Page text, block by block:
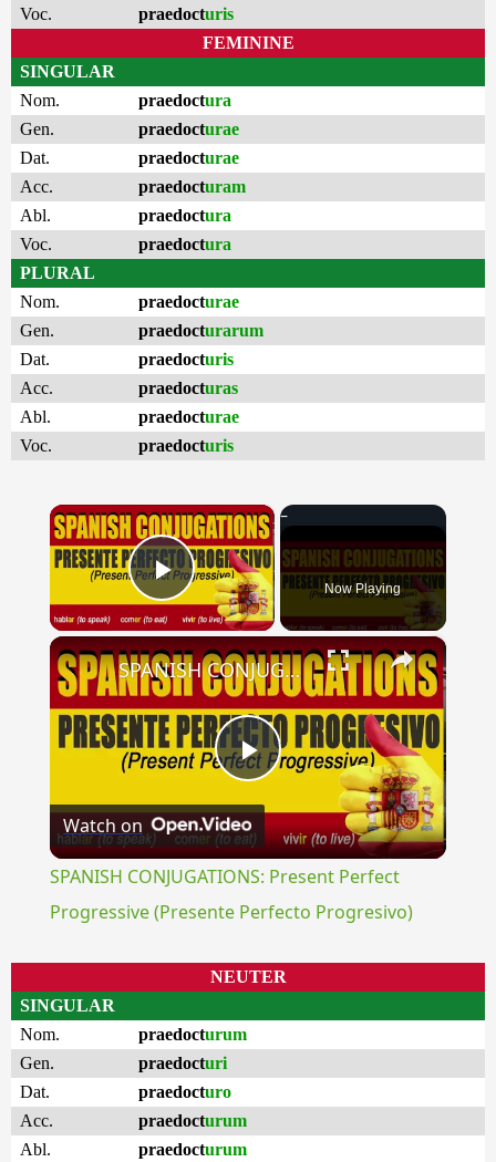
Voc.
praedocturis
FEMININE
SINGULAR
Nom.
praedoctura
Gen.
praedocturae
Dat.
praedocturae
Acc.
praedocturam
Abl.
praedoctura
Voc.
praedoctura
PLURAL
Nom.
praedocturae
Gen.
praedocturarum
Dat.
praedocturis
Acc.
praedocturas
Abl.
praedocturae
Voc.
praedocturis
×
Play Video Now Playing
×
Play
Video
SPANISH CONJUGATIONS: Present Perfect Progressive (Presente Perfecto Progresivo)
Watch on
SPANISH CONJUGATIONS: Present Perfect
Progressive (Presente Perfecto Progresivo)
NEUTER
SINGULAR
Nom.
praedocturum
Gen.
praedocturi
Dat.
praedocturo
Acc.
praedocturum
Abl.
praedocturum